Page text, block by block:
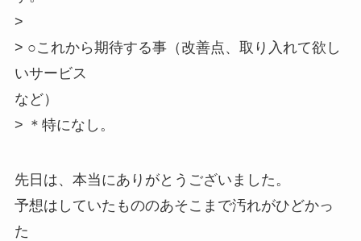
>
> ○これから期待する事（改善点、取り入れて欲し
いサービス
など）
> ＊特になし。
先日は、本当にありがとうございました。
予想はしていたもののあそこまで汚れがひどかっ
た